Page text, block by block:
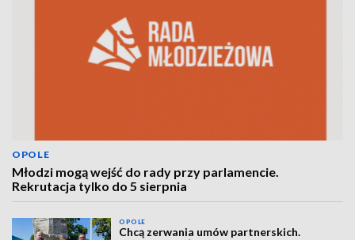
OPOLE
Młodzi mogą wejść do rady przy parlamencie.
Rekrutacja tylko do 5 sierpnia
OPOLE
Chcą zerwania umów partnerskich.